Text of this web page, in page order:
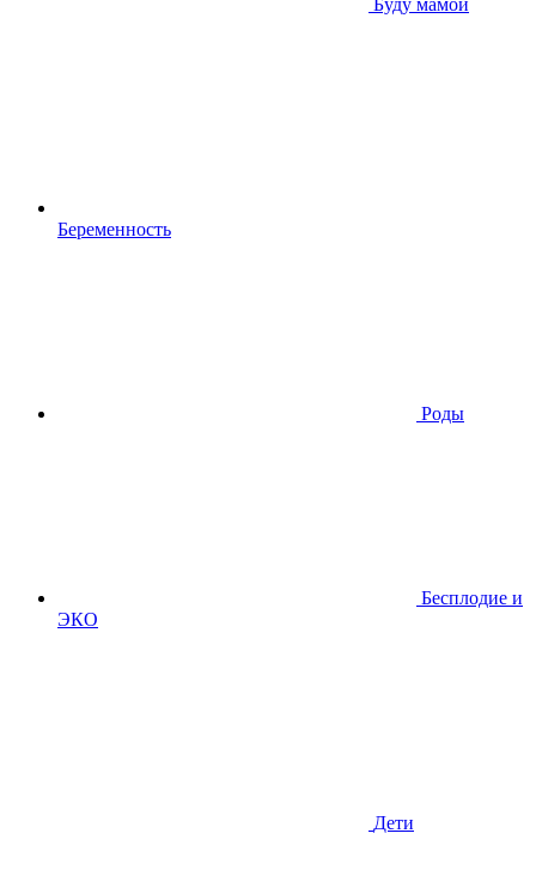
Буду мамой
Беременность
Роды
Бесплодие и
ЭКО
Дети